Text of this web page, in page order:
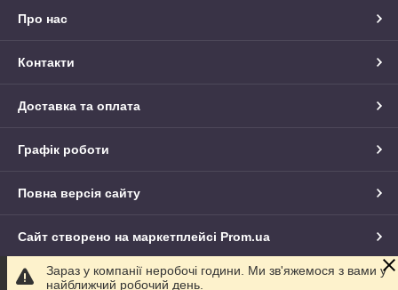
Про нас
Контакти
Доставка та оплата
Графік роботи
Повна версія сайту
Сайт створено на маркетплейсі Prom.ua
Політика конфіденційності
Зараз у компанії неробочі години. Ми зв'яжемося з вами у
найближчий робочий день.